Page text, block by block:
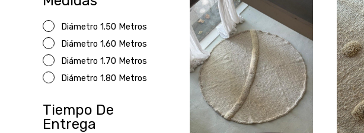
Diámetro 1.50 Metros
Diámetro 1.60 Metros
Diámetro 1.70 Metros
Diámetro 1.80 Metros
Tiempo De
Entrega